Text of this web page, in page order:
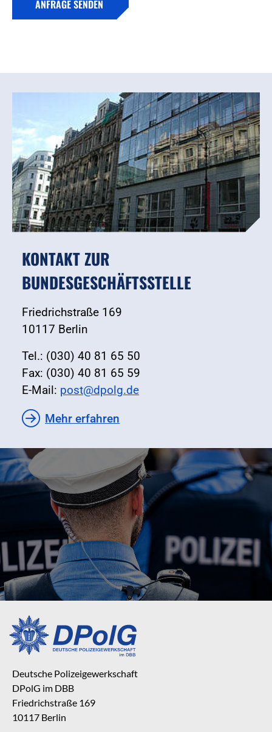
ANFRAGE SENDEN
KONTAKT ZUR
BUNDESGESCHÄFTSSTELLE
Friedrichstraße 169
10117 Berlin
Tel.: (030) 40 81 65 50
Fax: (030) 40 81 65 59
E-Mail: post@dpolg.de
Mehr erfahren
Deutsche Polizeigewerkschaft
DPolG im DBB
Friedrichstraße 169
10117 Berlin